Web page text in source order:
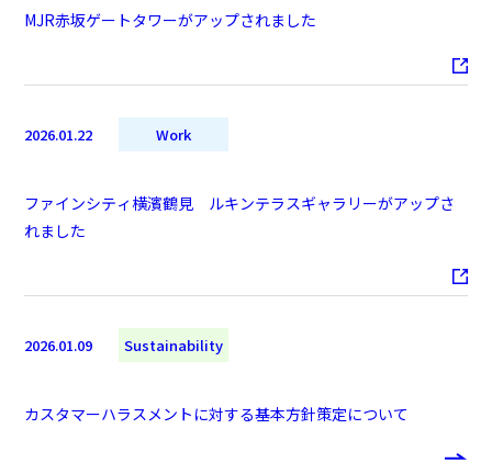
MJR赤坂ゲートタワーがアップされました
2026.01.22 Work
ファインシティ横濱鶴見 ルキンテラスギャラリーがアップさ
れました
2026.01.09 Sustainability
カスタマーハラスメントに対する基本方針策定について